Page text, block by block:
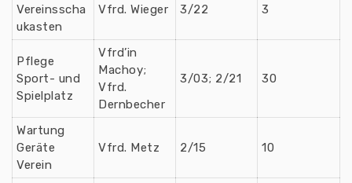
Vereinsscha
ukasten
Vfrd. Wieger 3/22 3
Pflege
Sport- und
Spielplatz
Vfrd’in
Machoy;
Vfrd.
Dernbecher
3/03; 2/21 30
Wartung
Geräte
Verein
Vfrd. Metz 2/15 10